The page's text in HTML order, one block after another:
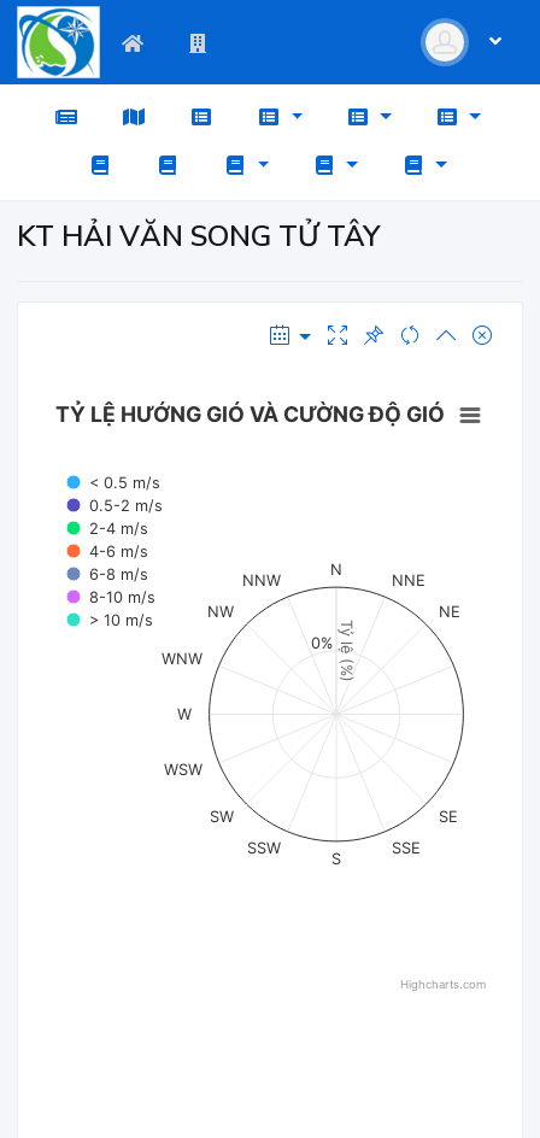
KT HẢI VĂN SONG TỬ TÂY
Tỷ lệ (%)
TỶ LỆ HƯỚNG GIÓ VÀ CƯỜNG ĐỘ GIÓ
< 0.5 m/s
0.5-2 m/s
2-4 m/s
4-6 m/s
6-8 m/s
8-10 m/s
> 10 m/s
N
NNE
NE
SE
SSE
S
SSW
SW
WSW
W
WNW
NW
NNW
0%
Highcharts.com